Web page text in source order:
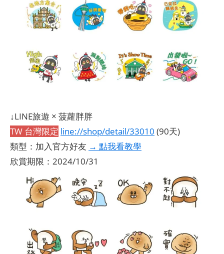
↓LINE旅遊 × 菠蘿胖胖
TW 台灣限定 line://shop/detail/33010 (90天)
類型：加入官方好友 → 點我看教學
欣賞期限：2024/10/31